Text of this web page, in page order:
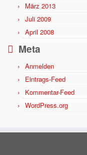
März 2013
Juli 2009
April 2008
Meta
Anmelden
Eintrags-Feed
Kommentar-Feed
WordPress.org